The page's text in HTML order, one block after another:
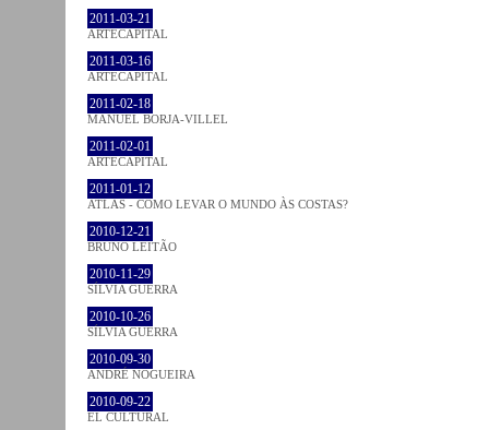
2011-03-21
ARTECAPITAL
2011-03-16
ARTECAPITAL
2011-02-18
MANUEL BORJA-VILLEL
2011-02-01
ARTECAPITAL
2011-01-12
ATLAS - COMO LEVAR O MUNDO ÀS COSTAS?
2010-12-21
BRUNO LEITÃO
2010-11-29
SÍLVIA GUERRA
2010-10-26
SÍLVIA GUERRA
2010-09-30
ANDRÉ NOGUEIRA
2010-09-22
EL CULTURAL